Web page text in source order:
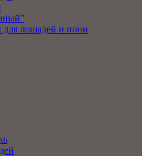
лошадей и пони